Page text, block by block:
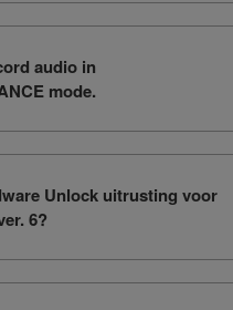
audio in
mode.
Unlock uitrusting voor
6?